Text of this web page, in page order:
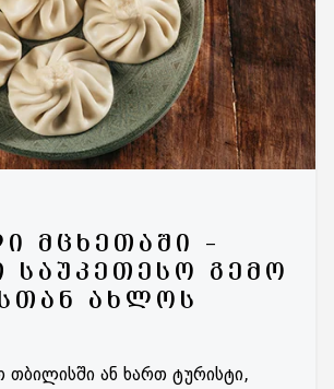
ᲛᲪᲮᲔᲗᲐᲨᲘ –
ᲡᲐᲣᲙᲔᲗᲔᲡᲝ ᲒᲔᲛᲝ
ᲐᲮᲚᲝᲡ
ან ხართ ტურისტი,